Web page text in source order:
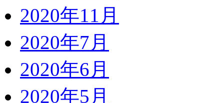
2020年11月
2020年7月
2020年6月
2020年5月